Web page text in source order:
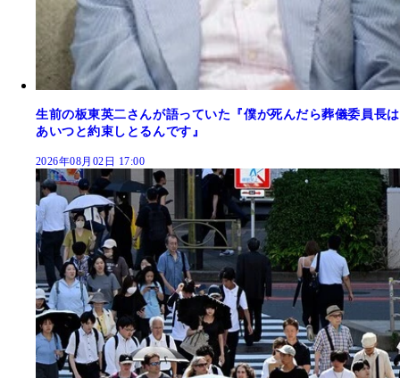
生前の板東英二さんが語っていた『僕が死んだら葬儀委員長は
あいつと約束しとるんです』
2026年08月02日 17:00